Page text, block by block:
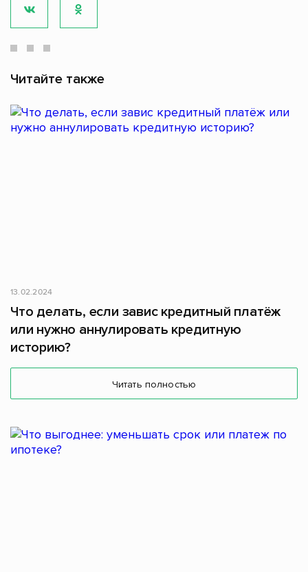
Читайте также
13.02.2024
Что делать, если завис кредитный платёж
или нужно аннулировать кредитную
историю?
Читать полностью